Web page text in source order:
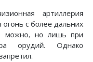
артиллерия
огонь с более дальних
можно, но лишь при
орудий. Однако